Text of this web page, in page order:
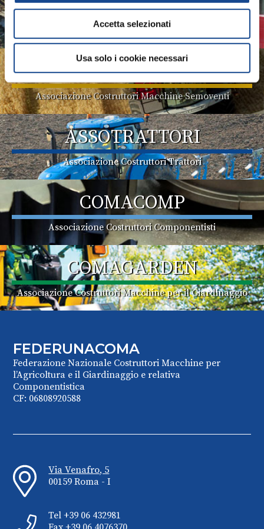
Accetta selezionati
Usa solo i cookie necessari
ASSOMAO
Associazione Costruttori Implements
ASSOMASE
Associazione Costruttori Macchine Semoventi
ASSOTRATTORI
Associazione Costruttori Trattori
COMACOMP
Associazione Costruttori Componentisti
COMAGARDEN
Associazione Costruttori Macchine per il Giardinaggio
FEDERUNACOMA
Federazione Nazionale Costruttori Macchine per
l’Agricoltura e il Giardinaggio e relativa
Componentistica
CF: 06808920588
Via Venafro, 5
00159 Roma - I
Tel +39 06 432981